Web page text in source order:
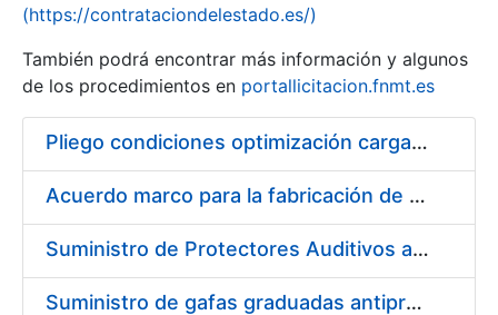
Mostrar/Ocultar
(https://contrataciondelestado.es/)
También podrá encontrar más información y algunos
de los procedimientos en portallicitacion.fnmt.es
Pliego condiciones optimización cargas compras firmado
Acuerdo marco para la fabricación de piezas
Suministro de Protectores Auditivos a medida para las personas trabajadoras de los Centros de Trabajo de Madrid y Burgos
Suministro de gafas graduadas antiproyecciones para los trabajadores de la FNMT-RCM en los centros de trabajo de Madrid y Burgos